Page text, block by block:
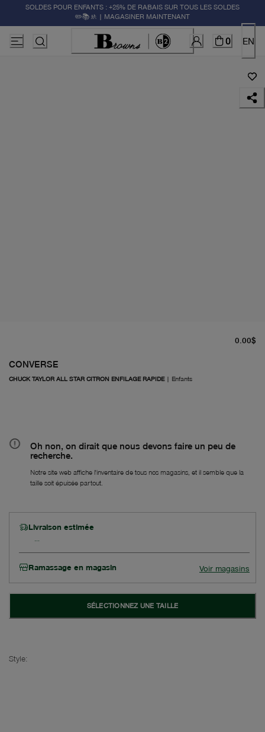
SOLDES POUR ENFANTS : +25% DE RABAIS SUR TOUS LES SOLDES
✏️📚🚸 | MAGASINER MAINTENANT
0 EN
CONVERSE
CHUCK TAYLOR ALL STAR CITRON ENFILAGE RAPIDE| Enfants
0.00$
Oh non, on dirait que nous devons faire un peu de
recherche.
Notre site web affiche l'inventaire de tous nos magasins, et il semble que la
taille soit épuisée partout.
Livraison estimée
Ramassage en magasin Voir magasins
SÉLECTIONNEZ UNE TAILLE
Style: